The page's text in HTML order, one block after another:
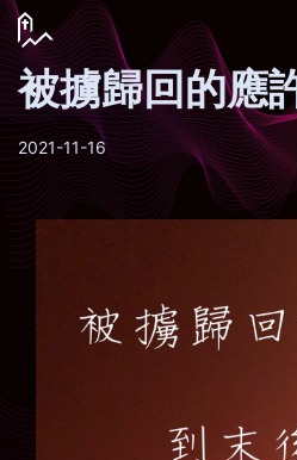
被擄歸回的應
2021-11-16